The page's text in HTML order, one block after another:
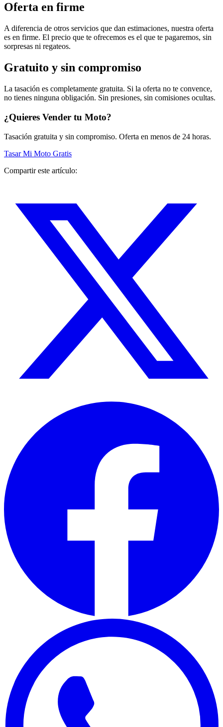
Oferta en firme
A diferencia de otros servicios que dan estimaciones, nuestra oferta
es en firme. El precio que te ofrecemos es el que te pagaremos, sin
sorpresas ni regateos.
Gratuito y sin compromiso
La tasación es completamente gratuita. Si la oferta no te convence,
no tienes ninguna obligación. Sin presiones, sin comisiones ocultas.
¿Quieres Vender tu Moto?
Tasación gratuita y sin compromiso. Oferta en menos de 24 horas.
Tasar Mi Moto Gratis
Compartir este artículo: